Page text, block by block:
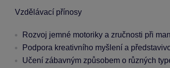
Vzdělávací přínosy
Rozvoj jemné motoriky a zručnosti při
Podpora kreativního myšlení a
Učení zábavným způsobem o různých